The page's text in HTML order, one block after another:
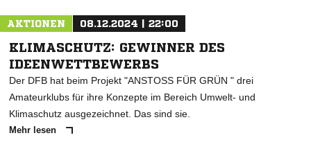
AKTIONEN 08.12.2024 | 22:00
KLIMASCHUTZ: GEWINNER DES
IDEENWETTBEWERBS
Der DFB hat beim Projekt "ANSTOSS FÜR GRÜN " drei
Amateurklubs für ihre Konzepte im Bereich Umwelt- und
Klimaschutz ausgezeichnet. Das sind sie.
Mehr lesen